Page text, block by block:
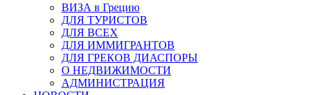
ВИЗА в Грецию
ДЛЯ ТУРИСТОВ
ДЛЯ ВСЕХ
ДЛЯ ИММИГРАНТОВ
ДЛЯ ГРЕКОВ ДИАСПОРЫ
О НЕДВИЖИМОСТИ
АДМИНИСТРАЦИЯ